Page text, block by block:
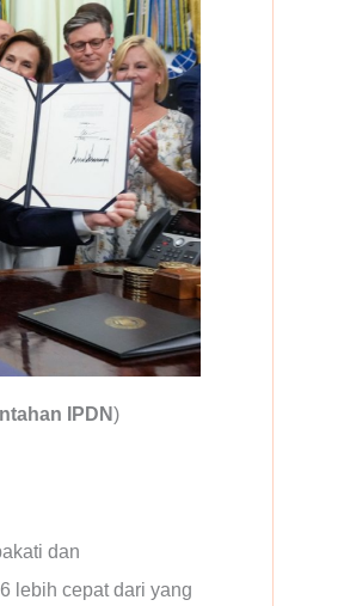
IPDN)
dan
lebih cepat dari yang